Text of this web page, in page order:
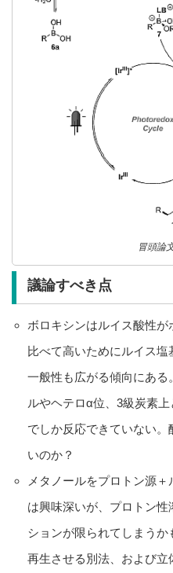
冒頭論
議論すべき点
ボロキシンはルイス酸性
比べて高いためにルイス
一般性も広がる傾向にあ
ルやヘテロα位、3級炭素
でしか反応できていない
いのか？
メタノールをプロトン源
は興味深いが、プロトン
ションが限られてしまう
再生させる別法、および立